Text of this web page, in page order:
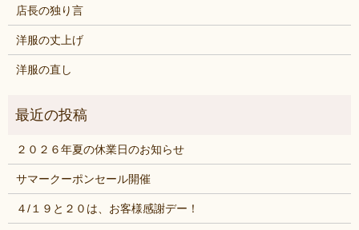
店長の独り言
洋服の丈上げ
洋服の直し
２０２６年夏の休業日のお知らせ
サマークーポンセール開催
４/１９と２０は、お客様感謝デー！